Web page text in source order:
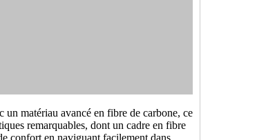
matériau avancé en fibre de carbone, ce
remarquables, dont un cadre en fibre
confort en naviguant facilement dans